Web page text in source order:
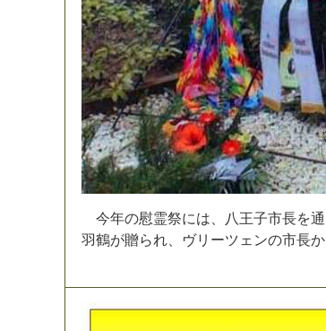
今年の慰霊祭には 八 王子市長を通
羽鶴が贈られ ヴリ ーツ ェ ンの市長か